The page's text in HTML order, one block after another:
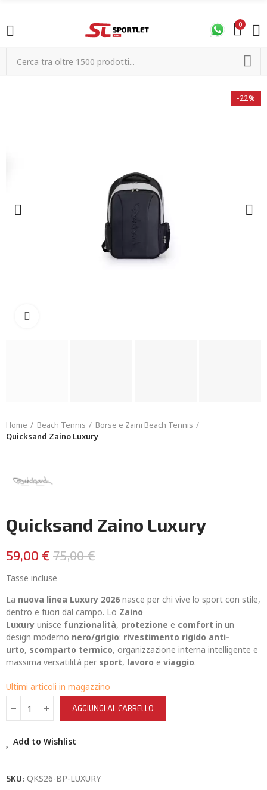
0
-22%
Home Beach Tennis
Borse e Zaini Beach Tennis
Quicksand Zaino Luxury
Quicksand Zaino Luxury
59,00 € 75,00 €
Tasse incluse
La nuova linea Luxury 2026 nasce per chi vive lo sport con stile,
dentro e fuori dal campo. Lo Zaino
Luxury unisce funzionalità, protezione e comfort in un
design moderno nero/grigio: rivestimento rigido anti-
urto, scomparto termico, organizzazione interna intelligente e
massima versatilità per sport, lavoro e viaggio.
Ultimi articoli in magazzino
AGGIUNGI AL CARRELLO
Add to Wishlist
SKU: QKS26-BP-LUXURY